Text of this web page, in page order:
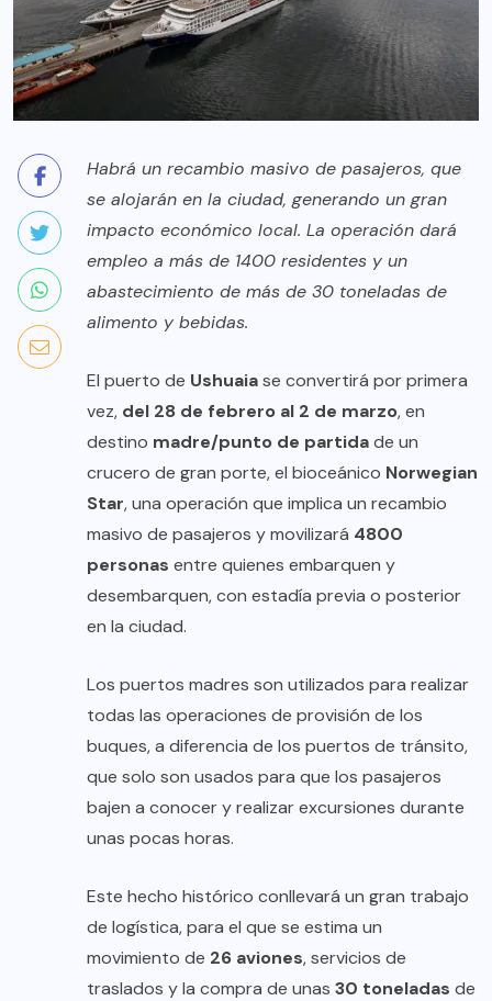
Habrá un recambio masivo de pasajeros, que
se alojarán en la ciudad, generando un gran
impacto económico local. La operación dará
empleo a más de 1400 residentes y un
abastecimiento de más de 30 toneladas de
alimento y bebidas.
El puerto de Ushuaiase convertirá por primera
vez, del 28 de febrero al 2 de marzo, en
destino madre/punto de partidade un
crucero de gran porte, el bioceánico Norwegian
Star, una operación que implica un recambio
masivo de pasajeros y movilizará 4800
personas entre quienes embarquen y
desembarquen, con estadía previa o posterior
en la ciudad.
Los puertos madres son utilizados para realizar
todas las operaciones de provisión de los
buques, a diferencia de los puertos de tránsito,
que solo son usados para que los pasajeros
bajen a conocer y realizar excursiones durante
unas pocas horas.
Este hecho histórico conllevará un gran trabajo
de logística, para el que se estima un
movimiento de 26 aviones, servicios de
traslados y la compra de unas 30 toneladas de